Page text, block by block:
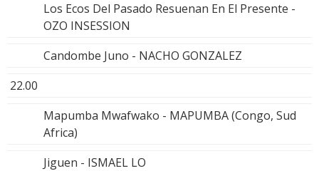
Los Ecos Del Pasado Resuenan En El Presente -
OZO INSESSION
Candombe Juno - NACHO GONZALEZ
22.00
Mapumba Mwafwako - MAPUMBA (Congo, Sud
Africa)
Jiguen - ISMAEL LO